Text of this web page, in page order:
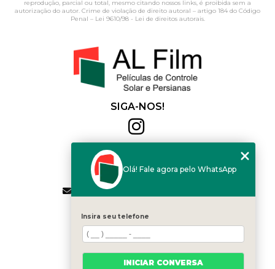
reprodução, parcial ou total, mesmo citando nossos links, é proibida sem a
autorização do autor. Crime de violação de direito autoral – artigo 184 do Código
Penal – Lei 9610/98 - Lei de direitos autorais.
SIGA-NOS!
(11) 2564-4684
(11) 94168-2041
contato.vendas@alfilm.com.br
MENU
HOME
QUEM SOMOS
SERVIÇOS
BLOG
Olá! Fale agora pelo WhatsApp
Insira seu telefone
INICIAR CONVERSA